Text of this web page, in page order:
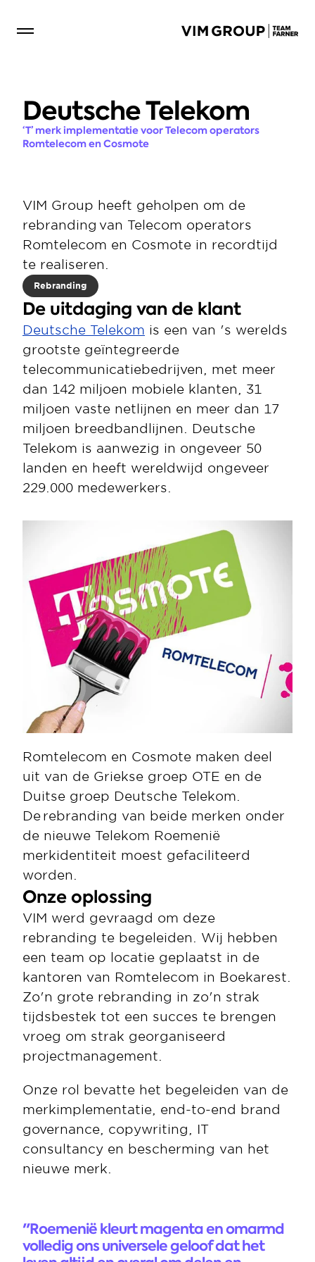
Deutsche Telekom
‘T’ merk implementatie voor Telecom operators
Romtelecom en Cosmote
VIM Group heeft geholpen om de
rebranding van Telecom operators
Romtelecom en Cosmote in recordtijd
te realiseren.
Rebranding
De uitdaging van de klant
Deutsche Telekom is een van 's werelds
grootste geïntegreerde
telecommunicatiebedrijven, met meer
dan 142 miljoen mobiele klanten, 31
miljoen vaste netlijnen en meer dan 17
miljoen breedbandlijnen. Deutsche
Telekom is aanwezig in ongeveer 50
landen en heeft wereldwijd ongeveer
229.000 medewerkers.
Romtelecom en Cosmote maken deel
uit van de Griekse groep OTE en de
Duitse groep Deutsche Telekom.
De rebranding van beide merken onder
de nieuwe Telekom Roemenië
merkidentiteit moest gefaciliteerd
worden.
Onze oplossing
VIM werd gevraagd om deze
rebranding te begeleiden. Wij hebben
een team op locatie geplaatst in de
kantoren van Romtelecom in Boekarest.
Zo'n grote rebranding in zo'n strak
tijdsbestek tot een succes te brengen
vroeg om strak georganiseerd
projectmanagement.
Onze rol bevatte het begeleiden van de
merkimplementatie, end-to-end brand
governance, copywriting, IT
consultancy en bescherming van het
nieuwe merk.
"Roemenië kleurt magenta en omarmd
volledig ons universele geloof dat het